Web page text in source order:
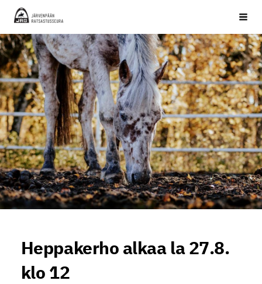
Siirry
sivun
sisältöön
JRS ry
Heppakerho alkaa la 27.8.
klo 12